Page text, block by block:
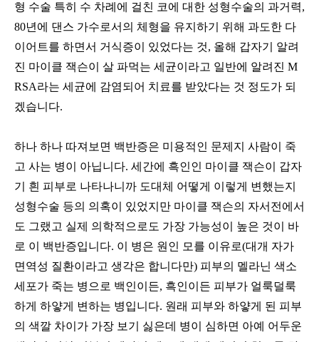
형 수술 특히 수 차례에 걸친 코에 대한 성형수술의 과거력,
80년에 댄스 가수로서의 체형을 유지하기 위해 과도한 다
이어트를 하면서 거식증이 있었다는 것, 올해 갑자기 알려
진 마이클 잭슨이 살 파먹는 세균이라고 일반에 알려진 M
RSA라는 세균에 감염되어 치료를 받았다는 것 정도가 되
겠습니다.
하나 하나 따져보면 백반증은 미용적인 문제지 사람이 죽
고 사는 병이 아닙니다. 세간에 흑인인 마이클 잭슨이 갑자
기 흰 피부로 나타나니까 도대체 어떻게 이렇게 변했는지
성형수술 등의 의혹이 있었지만 마이클 잭슨의 자서전에서
도 그랬고 실제 의학적으로도 가장 가능성이 높은 것이 바
로 이 백반증입니다. 이 병은 원인 모를 이유로(대개 자가
면역성 질환이라고 생각은 합니다만) 피부의 멜라닌 색소
세포가 죽는 병으로 백인이든, 흑인이든 피부가 얼룩덜룩
하게 하얗게 변하는 병입니다. 원래 피부와 하얗게 된 피부
의 색깔 차이가 가장 보기 싫은데 병이 심하면 아예 어두운